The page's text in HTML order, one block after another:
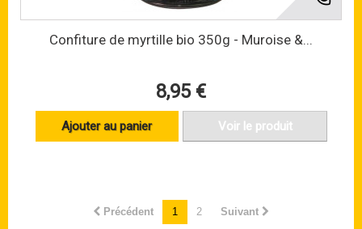
Confiture de myrtille bio 350g - Muroise &...
8,95 €
Ajouter au panier Voir le produit
Précédent 1 2 Suivant